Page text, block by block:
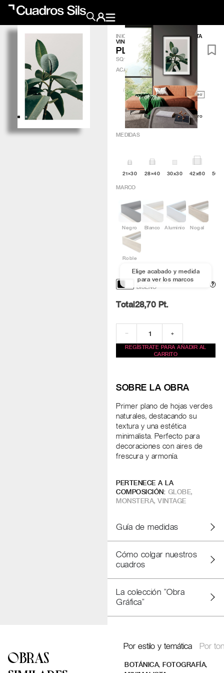
Obra Pictórica
Obra Gráfica
Inspiración
Crea tu pared
INICIO OBRA GRÁFICA/PLANTA
VINTAGE
PLANTA VINTAGE
SQ188
ACABADO
?
Artic Minimal Q4attro
MEDIDAS
21×30 28×40 30x30 42x60
PERSONALIZACIÓN Y
DISEÑO
?
MARCO
Negro Blanco Aluminio Nogal
Roble
Elige acabado y medida
para ver los marcos
Total28,70 Pt.
− +
REGÍSTRATE PARA AÑADIR AL
CARRITO
SOBRE LA OBRA
Primer plano de hojas verdes
naturales, destacando su
textura y una estética
minimalista. Perfecto para
decoraciones con aires de
frescura y armonía.
PERTENECE A LA
COMPOSICIÓN: GLOBE,
MONSTERA,VINTAGE
Guía de medidas
Cómo colgar nuestros
cuadros
La colección "Obra
Gráfica"
OBRAS
Por estilo y temática Por
BOTÁNICA, FOTOGRAFÍA,